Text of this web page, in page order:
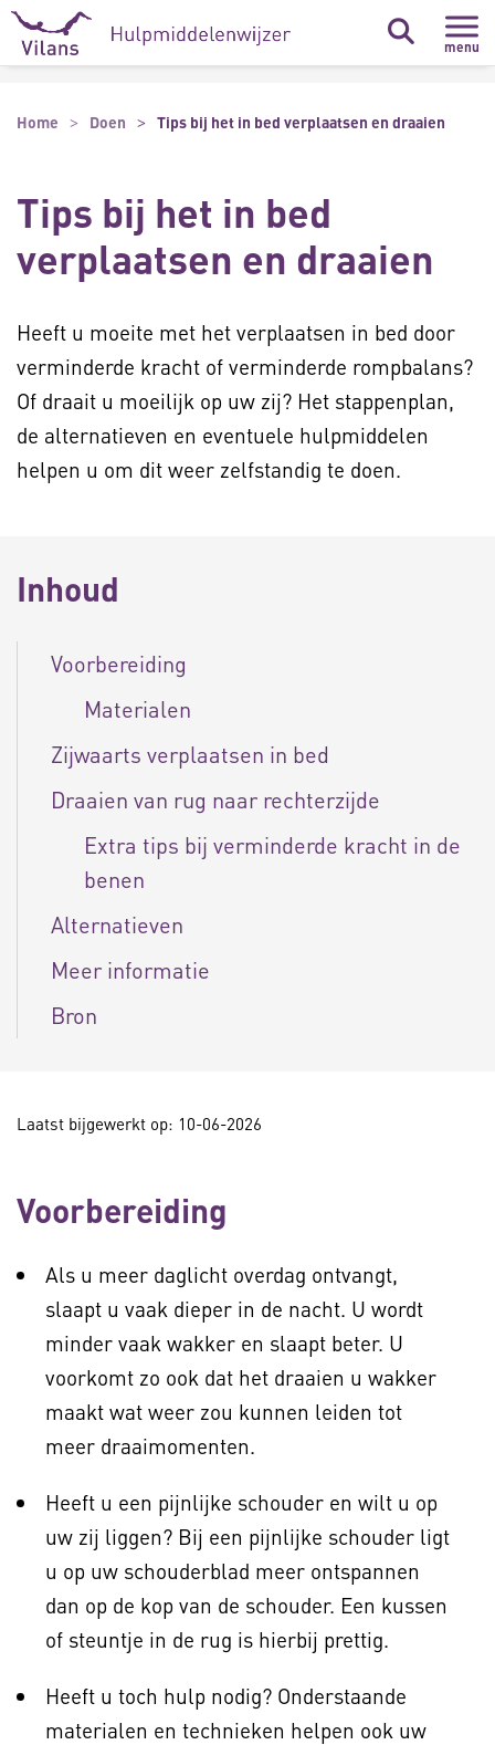
Naar hoofdinhoud
Naar footer
menu
Home Doen Tips bij het in bed verplaatsen en draaien
Tips bij het in bed
verplaatsen en draaien
Heeft u moeite met het verplaatsen in bed door
verminderde kracht of verminderde rompbalans?
Of draait u moeilijk op uw zij? Het stappenplan,
de alternatieven en eventuele hulpmiddelen
helpen u om dit weer zelfstandig te doen.
Inhoud
Voorbereiding
Materialen
Zijwaarts verplaatsen in bed
Draaien van rug naar rechterzijde
Extra tips bij verminderde kracht in de
benen
Alternatieven
Meer informatie
Bron
Laatst bijgewerkt op: 10-06-2026
Voorbereiding
Als u meer daglicht overdag ontvangt,
slaapt u vaak dieper in de nacht. U wordt
minder vaak wakker en slaapt beter. U
voorkomt zo ook dat het draaien u wakker
maakt wat weer zou kunnen leiden tot
meer draaimomenten.
Heeft u een pijnlijke schouder en wilt u op
uw zij liggen? Bij een pijnlijke schouder ligt
u op uw schouderblad meer ontspannen
dan op de kop van de schouder. Een kussen
of steuntje in de rug is hierbij prettig.
Heeft u toch hulp nodig? Onderstaande
materialen en technieken helpen ook uw